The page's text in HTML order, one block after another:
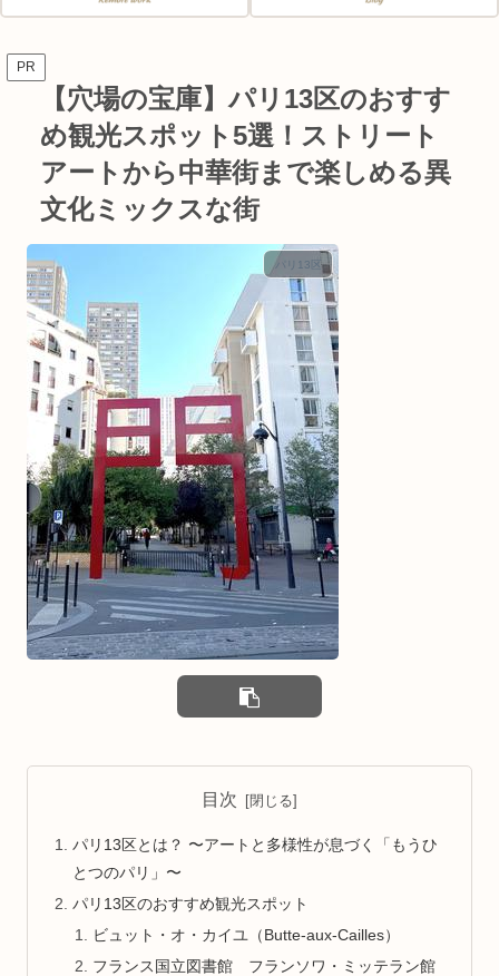
PR
【穴場の宝庫】パリ13区のおすす
め観光スポット5選！ストリート
アートから中華街まで楽しめる異
文化ミックスな街
パリ13区
目次
パリ13区とは？ 〜アートと多様性が息づく「もうひ
とつのパリ」〜
パリ13区のおすすめ観光スポット
ビュット・オ・カイユ（Butte-aux-Cailles）
フランス国立図書館 フランソワ・ミッテラン館